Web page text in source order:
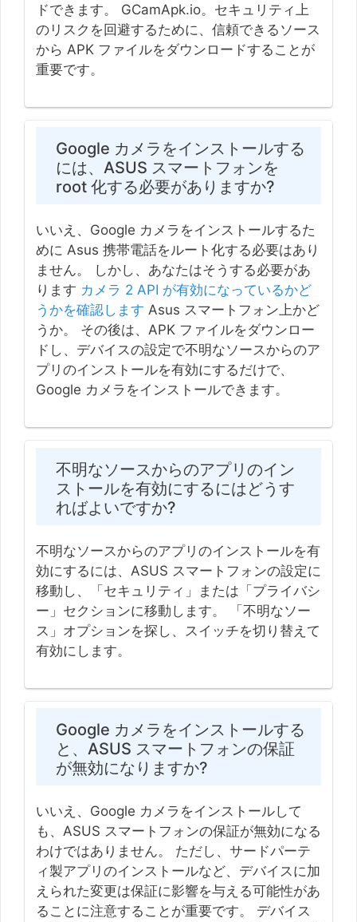
ドできます。 GCamApk.io。セキュリティ上
のリスクを回避するために、信頼できるソース
から APK ファイルをダウンロードすることが
重要です。
Google カメラをインストールする
には、ASUS スマートフォンを
root 化する必要がありますか?
いいえ、Google カメラをインストールするた
めに Asus 携帯電話をルート化する必要はあり
ません。 しかし、あなたはそうする必要があ
ります カメラ 2 API が有効になっているかど
うかを確認します Asus スマートフォン上かど
うか。 その後は、APK ファイルをダウンロー
ドし、デバイスの設定で不明なソースからのア
プリのインストールを有効にするだけで、
Google カメラをインストールできます。
不明なソースからのアプリのイン
ストールを有効にするにはどうす
ればよいですか?
不明なソースからのアプリのインストールを有
効にするには、ASUS スマートフォンの設定に
移動し、「セキュリティ」または「プライバシ
ー」セクションに移動します。 「不明なソー
ス」オプションを探し、スイッチを切り替えて
有効にします。
Google カメラをインストールする
と、ASUS スマートフォンの保証
が無効になりますか?
いいえ、Google カメラをインストールして
も、ASUS スマートフォンの保証が無効になる
わけではありません。 ただし、サードパーテ
ィ製アプリのインストールなど、デバイスに加
えられた変更は保証に影響を与える可能性があ
ることに注意することが重要です。 デバイス